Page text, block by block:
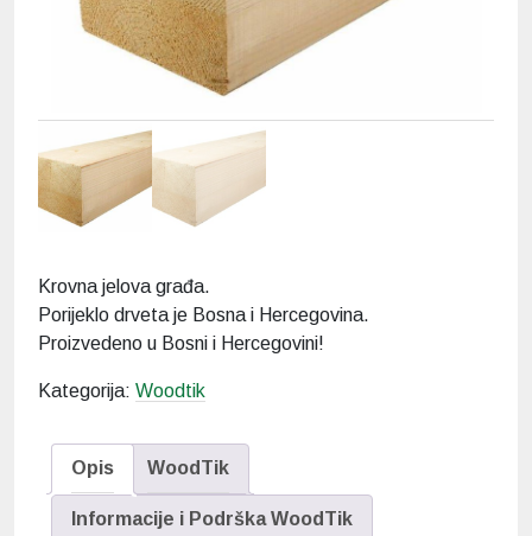
Krovna jelova građa.
Porijeklo drveta je Bosna i Hercegovina.
Proizvedeno u Bosni i Hercegovini!
Kategorija: Woodtik
Opis WoodTik
Informacije i Podrška WoodTik